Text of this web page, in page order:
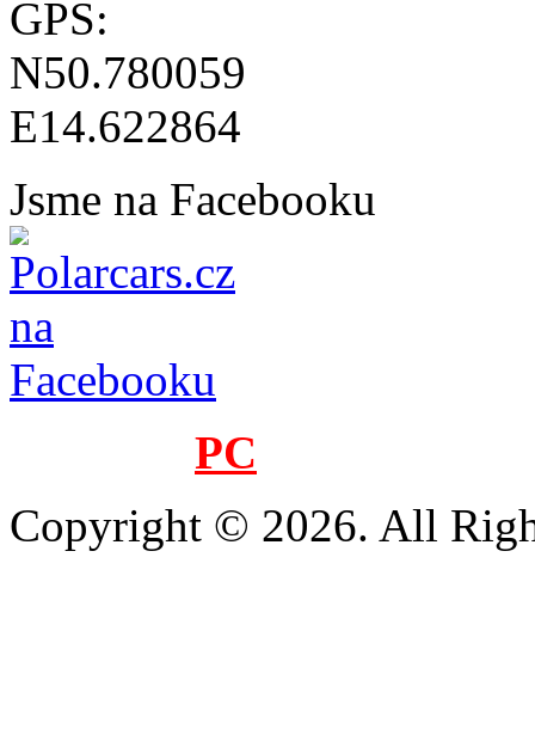
GPS:
N50.780059
E14.622864
Jsme na Facebooku
PC
Copyright © 2026. All